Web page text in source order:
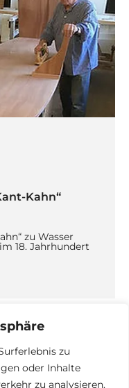
zu
oder Inhalte
zu analysieren.
Kahn“
zu Wasser
18. Jahrhundert